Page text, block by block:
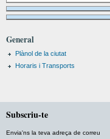
General
Plànol de la ciutat
Horaris i Transports
Subscriu-te
Envia'ns la teva adreça de correu